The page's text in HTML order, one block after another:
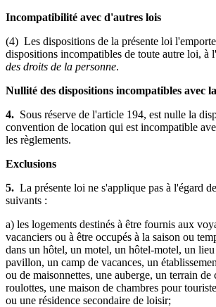
Incompatibilité avec d'autres lois
(4) Les dispositions de la présente loi
dispositions incompatibles de toute autre loi, à
des droits de la personne.
Nullité des dispositions incompatibles avec
4. Sous réserve de l'article 194, est nulle la
convention de location qui est incompatible
les règlements.
Exclusions
5. La présente loi ne s'applique pas à l'égard
suivants :
a) les logements destinés à être fournis aux
vacanciers ou à être occupés à la saison ou
dans un hôtel, un motel, un hôtel-motel, un
pavillon, un camp de vacances, un
ou de maisonnettes, une auberge, un terrain de
roulottes, une maison de chambres pour
ou une résidence secondaire de loisir;